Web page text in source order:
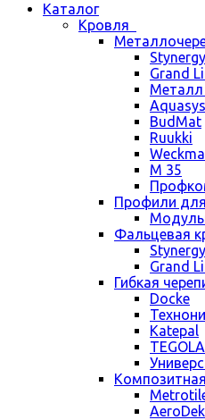
Каталог
Кровля
Stynergy
Grand
BudMat
Ruukki
М 35
Профили
Фальцевая
Grand
Гибкая
Docke
Katepal
TEGOLA